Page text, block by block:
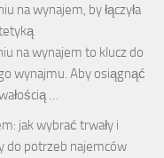
na wynajem, by łączyła
na wynajem to klucz do
wynajmu. Aby osiągnąć
…
jak wybrać trwały i
do potrzeb najemców